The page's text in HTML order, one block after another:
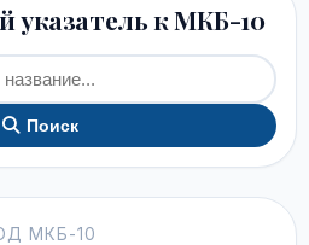
к МКБ-10
Поиск
МКБ-10